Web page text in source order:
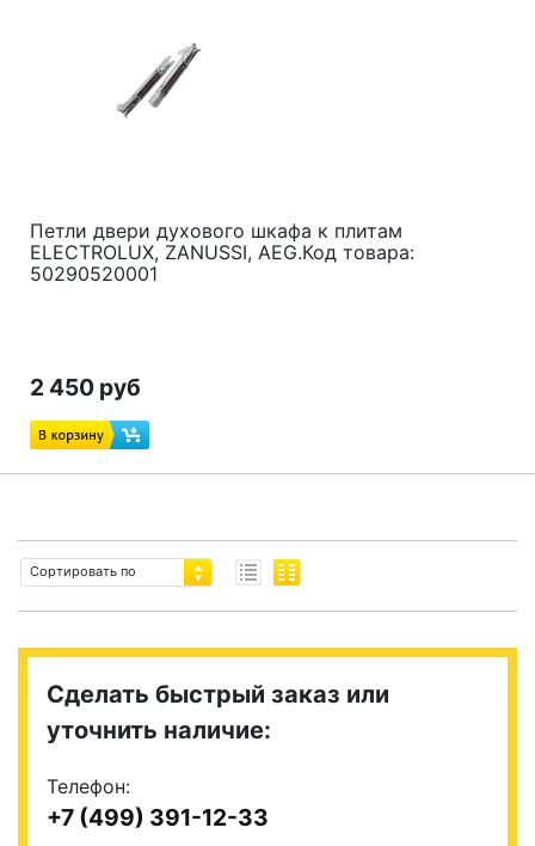
Петли двери духового шкафа к плитам
ELECTROLUX, ZANUSSI, AEG.Код товара:
50290520001
2 450 руб
Сортировать по
Сделать быстрый заказ или
уточнить наличие:
Телефон:
+7 (499) 391-12-33